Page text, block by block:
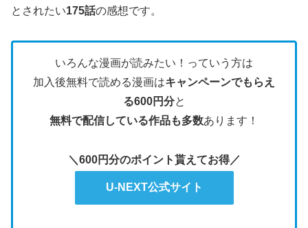
とされたい175話の感想です。
いろんな漫画が読みたい！っていう方は
加入後無料で読める漫画はキャンペーンでもらえ
る600円分と
無料で配信している作品も多数あります！
＼600円分のポイント貰えてお得／
U-NEXT公式サイト